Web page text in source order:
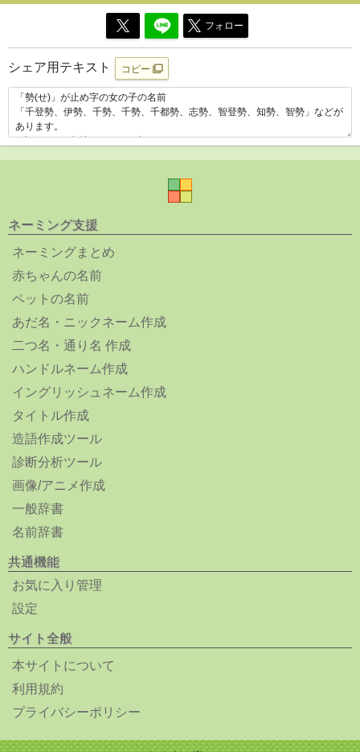
フォロー
シェア用テキスト コピー
ネーミング支援
ネーミングまとめ
赤ちゃんの名前
ペットの名前
あだ名・ニックネーム作成
二つ名・通り名 作成
ハンドルネーム作成
イングリッシュネーム作成
タイトル作成
造語作成ツール
診断分析ツール
画像/アニメ作成
一般辞書
名前辞書
共通機能
お気に入り管理
設定
サイト全般
本サイトについて
利用規約
プライバシーポリシー